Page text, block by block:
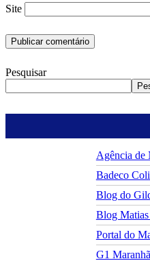
Site
Pesquisar
Agência de
Badeco
Blog do
Blog
Portal do
G1